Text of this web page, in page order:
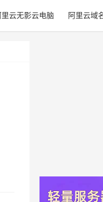
里云无影云电脑 阿里云域